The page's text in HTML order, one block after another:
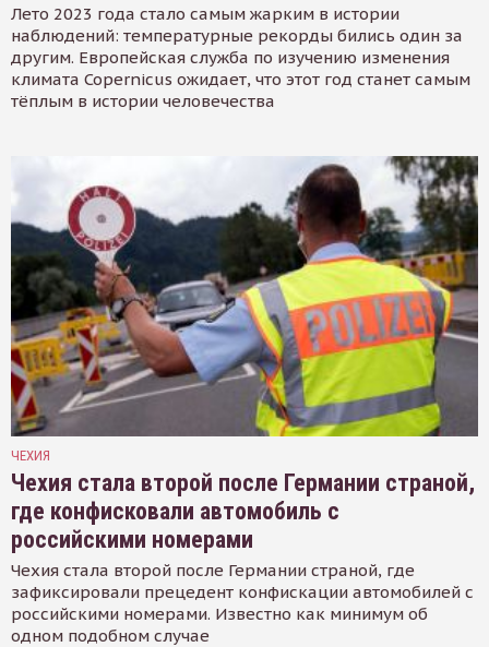
Лето 2023 года стало самым жарким в истории
наблюдений: температурные рекорды бились один за
другим. Европейская служба по изучению изменения
климата Copernicus ожидает, что этот год станет самым
тёплым в истории человечества
ЧЕХИЯ
Чехия стала второй после Германии страной,
где конфисковали автомобиль с
российскими номерами
Чехия стала второй после Германии страной, где
зафиксировали прецедент конфискации автомобилей с
российскими номерами. Известно как минимум об
одном подобном случае